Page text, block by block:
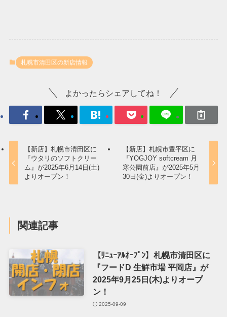
札幌市清田区の新店情報
よかったらシェアしてね！
【新店】札幌市清田区に
『ウタリのソフトクリー
ム』が2025年6月14日(土)
よりオープン！
【新店】札幌市豊平区に
『YOGJOY softcream 月
寒公園前店』が2025年5月
30日(金)よりオープン！
関連記事
【ﾘﾆｭｰｱﾙｵｰﾌﾟﾝ】札幌市清田区に
『フードD 生鮮市場 平岡店』が
2025年9月25日(木)よりオープ
ン！
2025-09-09